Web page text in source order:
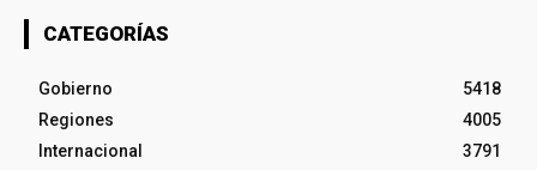
CATEGORÍAS
Gobierno
5418
Regiones
4005
Internacional
3791